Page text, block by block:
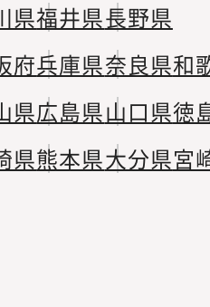
県福井県長野県
府兵庫県奈良県和
県広島県山口県徳
県熊本県大分県宮